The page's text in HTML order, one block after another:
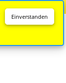
Einverstanden